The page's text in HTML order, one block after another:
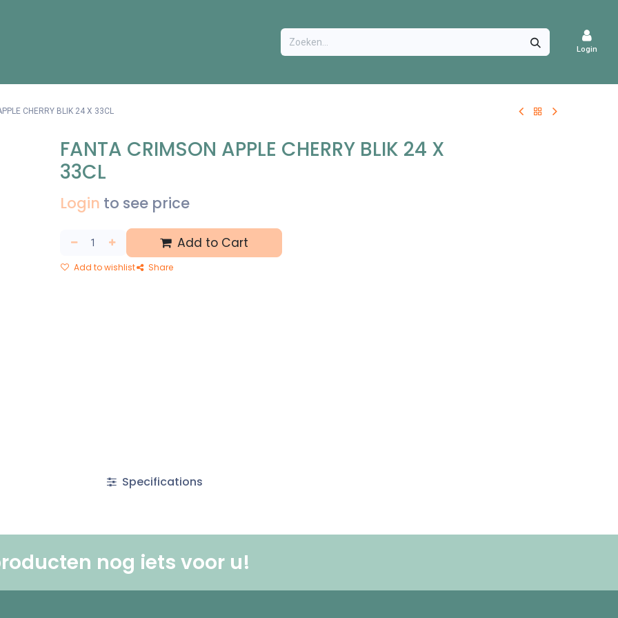
VACATURES
Login
CHERRY BLIK 24 X 33CL
FANTA CRIMSON APPLE CHERRY BLIK 24 X
33CL
Login to see price
Add to Cart
Add to wishlist Share
Specifications
nog iets voor u!